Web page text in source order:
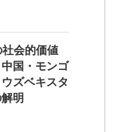
会的価値
国・モンゴ
ズベキスタ
明